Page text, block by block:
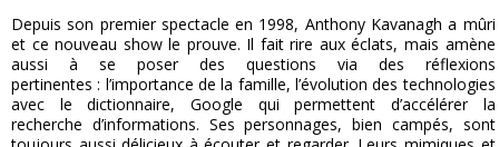
Depuis son premier spectacle en 1998, Anthony Kavanagh a mûri
et ce nouveau show le prouve. Il fait rire aux éclats, mais amène
aussi à se poser des questions via des réflexions
pertinentes : l’importance de la famille, l’évolution des technologies
avec le dictionnaire, Google qui permettent d’accélérer la
recherche d’informations. Ses personnages, bien campés, sont